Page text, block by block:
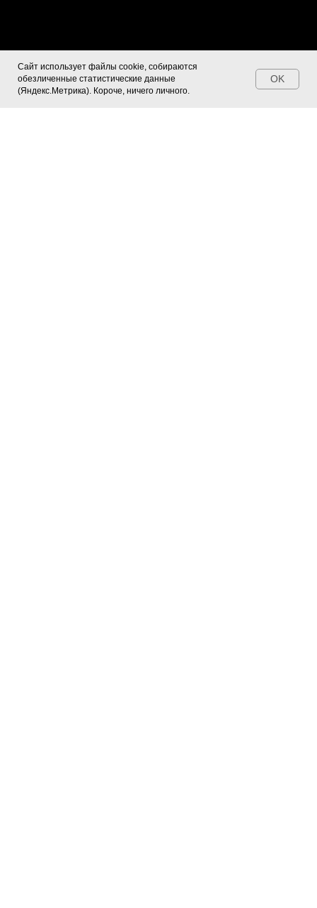
Сайт использует файлы cookie, собираются
обезличенные статистические данные
(Яндекс.Метрика). Короче, ничего личного.
OK